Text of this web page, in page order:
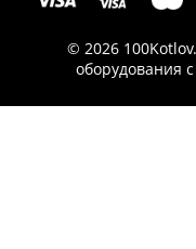
© 2026
оборудования